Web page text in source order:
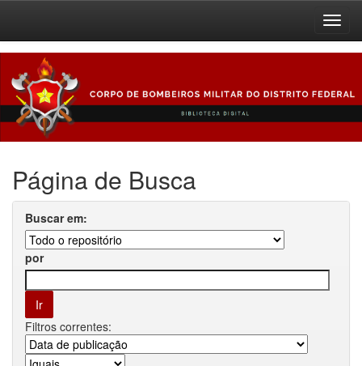
navigation
Página de Busca
Buscar em:
por
Filtros correntes: